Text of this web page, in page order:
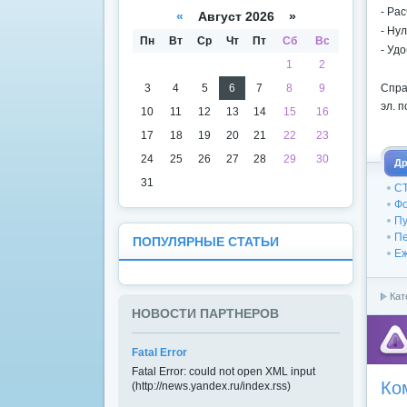
-
-
-
эл.
« Август 2026 »
Пн Вт Ср Чт Пт Сб
Вс
1
2
3
4 5 6 7 8
9
10
11 12 13 14 15
16
17
18 19 20 21 22
23
24
25 26 27 28 29
30
31
ПОПУЛЯРНЫЕ СТАТЬИ
НОВОСТИ ПАРТНЕРОВ
Fatal Error
Fatal Error: could not open XML input
(http://news.yandex.ru/index.rss)